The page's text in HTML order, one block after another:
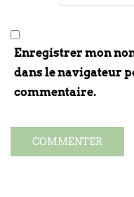
Enregistrer mon
dans le navigateur
commentaire.